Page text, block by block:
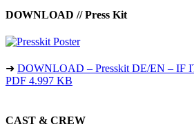
DOWNLOAD // Press Kit
➜ DOWNLOAD – Presskit DE/EN – IF
PDF 4.997 KB
CAST & CREW